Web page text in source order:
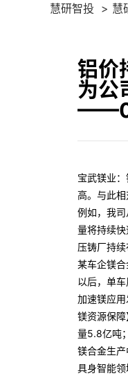
慧研智投 慧
铝价
为公
宝武镁业
高。与此
例如，我
量将持续
压铸厂持
某车企镁
以后，单
加速镁应
镁资源保
量5.8亿吨
镁合金生
具身智能